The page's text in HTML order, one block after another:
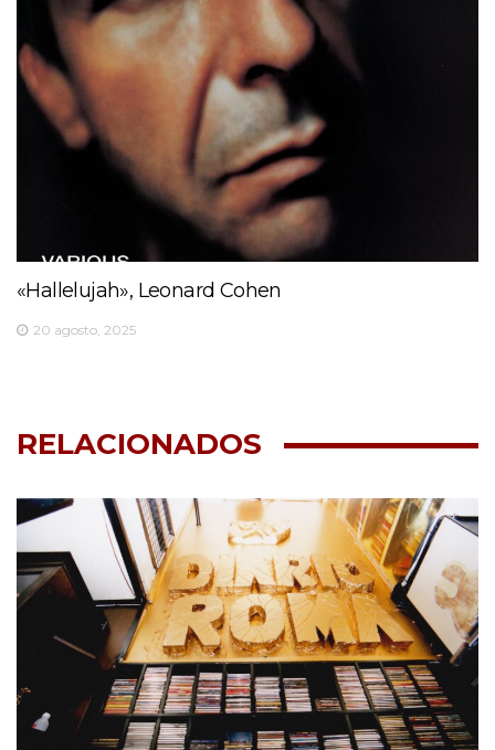
«Hallelujah», Leonard Cohen
20 agosto, 2025
RELACIONADOS